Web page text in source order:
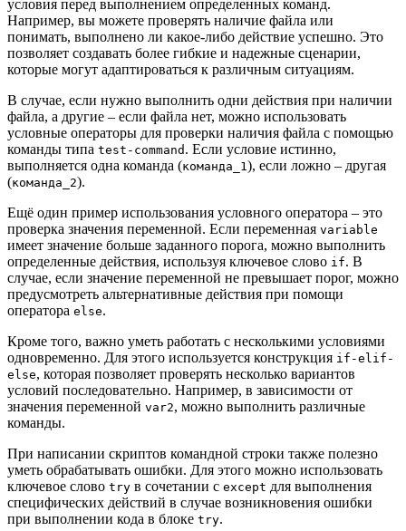
условия перед выполнением определенных команд.
Например, вы можете проверять наличие файла или
понимать, выполнено ли какое-либо действие успешно. Это
позволяет создавать более гибкие и надежные сценарии,
которые могут адаптироваться к различным ситуациям.
В случае, если нужно выполнить одни действия при наличии
файла, а другие – если файла нет, можно использовать
условные операторы для проверки наличия файла с помощью
команды типа test-command . Если условие истинно,
выполняется одна команда (команда_1), если ложно – другая
(команда_2).
Ещё один пример использования условного оператора – это
проверка значения переменной. Если переменная variable
имеет значение больше заданного порога, можно выполнить
определенные действия, используя ключевое слово if. В
случае, если значение переменной не превышает порог, можно
предусмотреть альтернативные действия при помощи
оператора else.
Кроме того, важно уметь работать с несколькими условиями
одновременно. Для этого используется конструкция if-elif-
else, которая позволяет проверять несколько вариантов
условий последовательно. Например, в зависимости от
значения переменной var2, можно выполнить различные
команды.
При написании скриптов командной строки также полезно
уметь обрабатывать ошибки. Для этого можно использовать
ключевое слово try в сочетании с except для выполнения
специфических действий в случае возникновения ошибки
при выполнении кода в блоке try.